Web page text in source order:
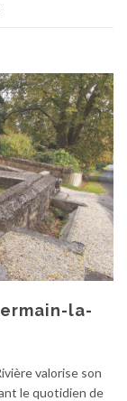
la-
valorise son
le quotidien de